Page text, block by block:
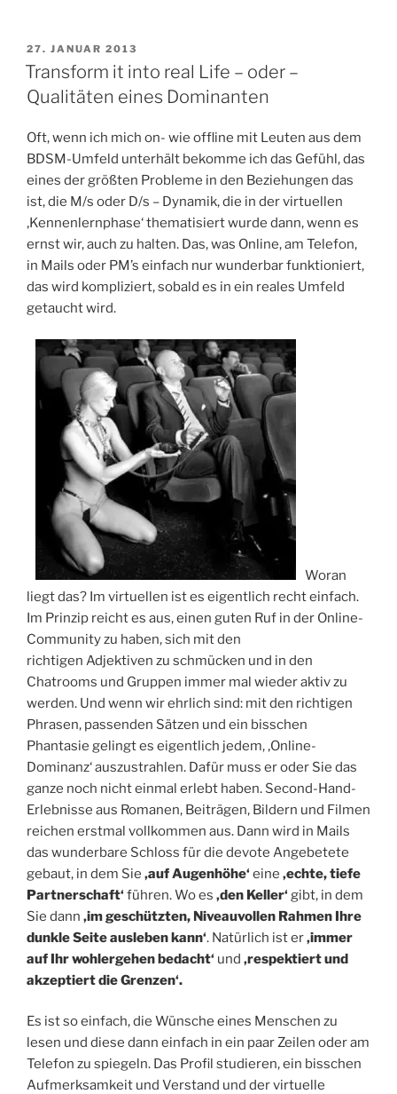
101“
VERÖFFENTLICHT
AM
27. JANUAR 2013
Transform it into real Life – oder –
Qualitäten eines Dominanten
Oft, wenn ich mich on- wie offline mit Leuten aus dem
BDSM-Umfeld unterhält bekomme ich das Gefühl, das
eines der größten Probleme in den Beziehungen das
ist, die M/s oder D/s – Dynamik, die in der virtuellen
‚Kennenlernphase‘ thematisiert wurde dann, wenn es
ernst wir, auch zu halten. Das, was Online, am Telefon,
in Mails oder PM’s einfach nur wunderbar funktioniert,
das wird kompliziert, sobald es in ein reales Umfeld
getaucht wird.
Woran
liegt das? Im virtuellen ist es eigentlich recht einfach.
Im Prinzip reicht es aus, einen guten Ruf in der Online-
Community zu haben, sich mit den
richtigen Adjektiven zu schmücken und in den
Chatrooms und Gruppen immer mal wieder aktiv zu
werden. Und wenn wir ehrlich sind: mit den richtigen
Phrasen, passenden Sätzen und ein bisschen
Phantasie gelingt es eigentlich jedem, ‚Online-
Dominanz‘ auszustrahlen. Dafür muss er oder Sie das
ganze noch nicht einmal erlebt haben. Second-Hand-
Erlebnisse aus Romanen, Beiträgen, Bildern und Filmen
reichen erstmal vollkommen aus. Dann wird in Mails
das wunderbare Schloss für die devote Angebetete
gebaut, in dem Sie ‚auf Augenhöhe‘ eine ‚echte, tiefe
Partnerschaft‘ führen. Wo es ‚den Keller‘ gibt, in dem
Sie dann ‚im geschützten, Niveauvollen Rahmen Ihre
dunkle Seite ausleben kann‘. Natürlich ist er‚immer
auf Ihr wohlergehen bedacht‘ und ‚respektiert und
akzeptiert die Grenzen‘.
Es ist so einfach, die Wünsche eines Menschen zu
lesen und diese dann einfach in ein paar Zeilen oder am
Telefon zu spiegeln. Das Profil studieren, ein bisschen
Aufmerksamkeit und Verstand und der virtuelle